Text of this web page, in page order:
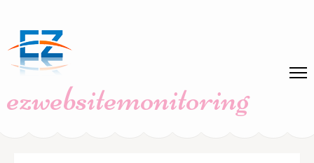
content
(Press
ezwebsitemonitoring